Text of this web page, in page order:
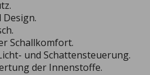
Design.
Schallkomfort.
und Schattensteuerung.
der Innenstoffe.